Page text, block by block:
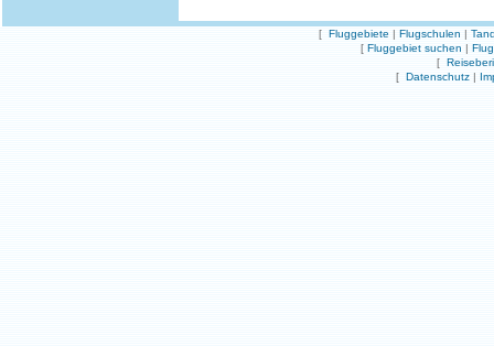
[ Fluggebiete | Flugschulen |
[ Fluggebiet suchen |
[
[ Datenschutz |